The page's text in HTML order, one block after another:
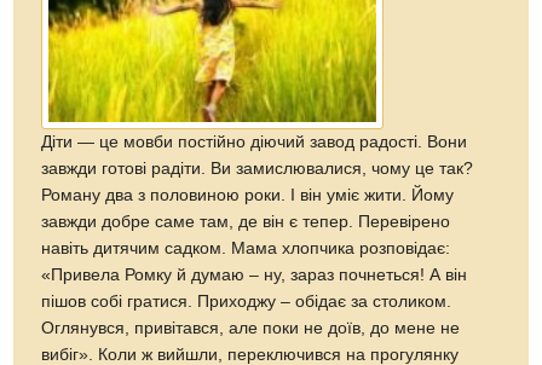
Діти — це мовби постійно діючий завод радості. Вони
завжди готові радіти. Ви замислювалися, чому це так?
Роману два з половиною роки. І він уміє жити. Йому
завжди добре саме там, де він є тепер. Перевірено
навіть дитячим садком. Мама хлопчика розповідає:
«Привела Ромку й думаю – ну, зараз почнеться! А він
пішов собі гратися. Приходжу – обідає за столиком.
Оглянувся, привітався, але поки не доїв, до мене не
вибіг». Коли ж вийшли, переключився на прогулянку